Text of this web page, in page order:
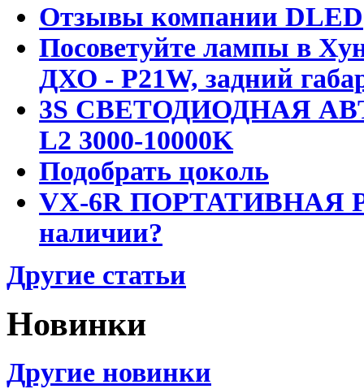
Отзывы компании DLED
Посоветуйте лампы в
ДХО - P21W, задний
3S СВЕТОДИОДНАЯ
L2 3000-10000K
Подобрать цоколь
VX-6R ПОРТАТИВНАЯ
наличии?
Другие статьи
Новинки
Другие новинки